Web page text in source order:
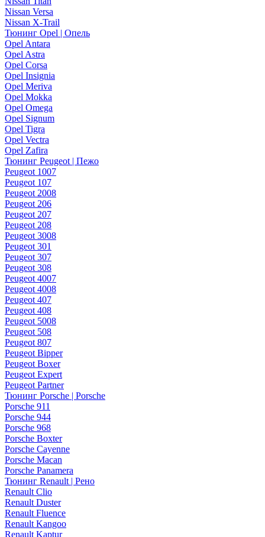
Nissan Versa
Nissan X-Trail
Тюнинг Opel | Опель
Opel Antara
Opel Astra
Opel Corsa
Opel Insignia
Opel Meriva
Opel Mokka
Opel Omega
Opel Signum
Opel Tigra
Opel Vectra
Opel Zafira
Тюнинг Peugeot | Пежо
Peugeot 1007
Peugeot 107
Peugeot 2008
Peugeot 206
Peugeot 207
Peugeot 208
Peugeot 3008
Peugeot 301
Peugeot 307
Peugeot 308
Peugeot 4007
Peugeot 4008
Peugeot 407
Peugeot 408
Peugeot 5008
Peugeot 508
Peugeot 807
Peugeot Bipper
Peugeot Boxer
Peugeot Expert
Peugeot Partner
Тюнинг Porsche | Porsche
Porsche 911
Porsche 944
Porsche 968
Porsche Boxter
Porsche Cayenne
Porsche Macan
Porsche Panamera
Тюнинг Renault | Рено
Renault Clio
Renault Duster
Renault Fluence
Renault Kangoo
Renault Kaptur